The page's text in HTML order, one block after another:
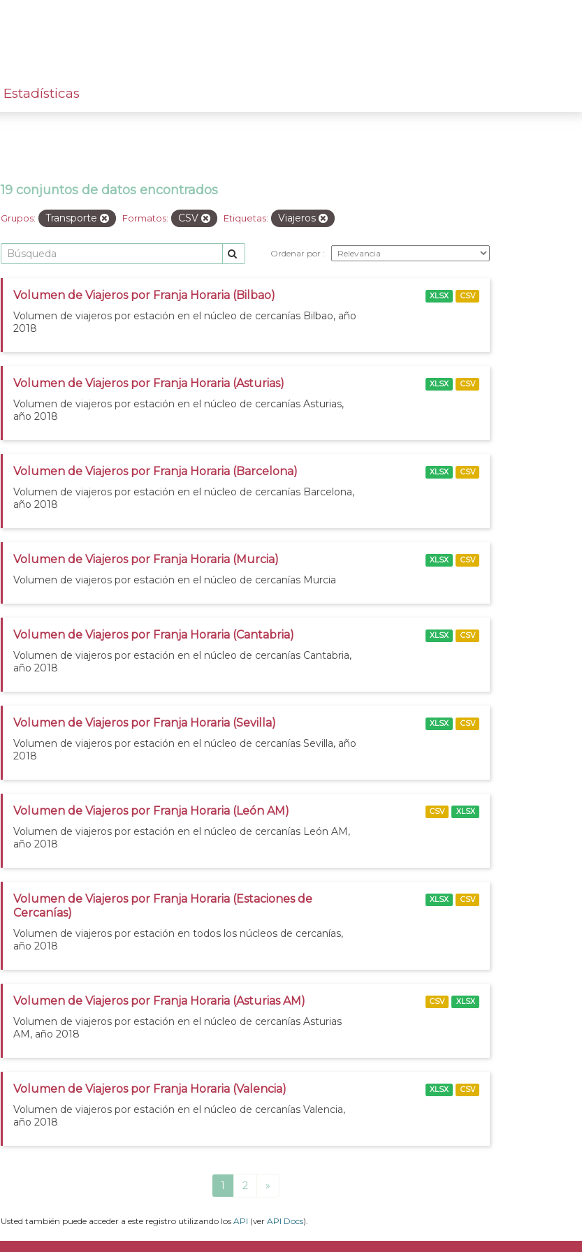
Estadísticas
19 conjuntos de datos encontrados
Grupos: Transporte Formatos: CSV Etiquetas: Viajeros
Ordenar por
Volumen de Viajeros por Franja Horaria (Bilbao)
Volumen de viajeros por estación en el núcleo de cercanías Bilbao, año
2018
XLSX CSV
Volumen de Viajeros por Franja Horaria (Asturias)
Volumen de viajeros por estación en el núcleo de cercanías Asturias,
año 2018
XLSX CSV
Volumen de Viajeros por Franja Horaria (Barcelona)
Volumen de viajeros por estación en el núcleo de cercanías Barcelona,
año 2018
XLSX CSV
Volumen de Viajeros por Franja Horaria (Murcia)
Volumen de viajeros por estación en el núcleo de cercanías Murcia
XLSX CSV
Volumen de Viajeros por Franja Horaria (Cantabria)
Volumen de viajeros por estación en el núcleo de cercanías Cantabria,
año 2018
XLSX CSV
Volumen de Viajeros por Franja Horaria (Sevilla)
Volumen de viajeros por estación en el núcleo de cercanías Sevilla, año
2018
XLSX CSV
Volumen de Viajeros por Franja Horaria (León AM)
Volumen de viajeros por estación en el núcleo de cercanías León AM,
año 2018
CSV XLSX
Volumen de Viajeros por Franja Horaria (Estaciones de
Cercanías)
Volumen de viajeros por estación en todos los núcleos de cercanías,
año 2018
XLSX CSV
Volumen de Viajeros por Franja Horaria (Asturias AM)
Volumen de viajeros por estación en el núcleo de cercanías Asturias
AM, año 2018
CSV XLSX
Volumen de Viajeros por Franja Horaria (Valencia)
Volumen de viajeros por estación en el núcleo de cercanías Valencia,
año 2018
XLSX CSV
1 2 »
Usted también puede acceder a este registro utilizando los API (ver API Docs).